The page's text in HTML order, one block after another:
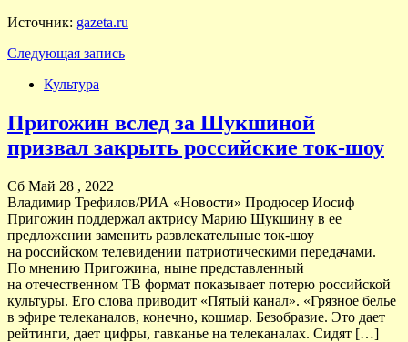
Источник: gazeta.ru
Следующая запись
Культура
Пригожин вслед за Шукшиной
призвал закрыть российские ток-шоу
Сб Май 28 , 2022
Владимир Трефилов/РИА «Новости» Продюсер Иосиф
Пригожин поддержал актрису Марию Шукшину в ее
предложении заменить развлекательные ток-шоу
на российском телевидении патриотическими передачами.
По мнению Пригожина, ныне представленный
на отечественном ТВ формат показывает потерю российской
культуры. Его слова приводит «Пятый канал». «Грязное белье
в эфире телеканалов, конечно, кошмар. Безобразие. Это дает
рейтинги, дает цифры, гавканье на телеканалах. Сидят […]